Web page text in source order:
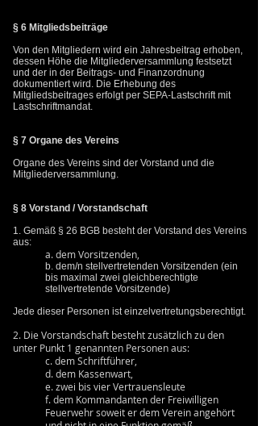
§ 6 Mitgliedsbeiträge
Von den Mitgliedern wird ein Jahresbeitrag erhoben,
dessen Höhe die Mitgliederversammlung festsetzt
und der in der Beitrags- und Finanzordnung
dokumentiert wird. Die Erhebung des
Mitgliedsbeitrages erfolgt per SEPA-Lastschrift mit
Lastschriftmandat.
§ 7 Organe des Vereins
Organe des Vereins sind der Vorstand und die
Mitgliederversammlung.
§ 8 Vorstand / Vorstandschaft
1. Gemäß § 26 BGB besteht der Vorstand des Vereins
aus:
a. dem Vorsitzenden,
b. dem/n stellvertretenden Vorsitzenden (ein
bis maximal zwei gleichberechtigte
stellvertretende Vorsitzende)
Jede dieser Personen ist einzelvertretungsberechtigt.
2. Die Vorstandschaft besteht zusätzlich zu den
unter Punkt 1 genannten Personen aus:
c. dem Schriftführer,
d. dem Kassenwart,
e. zwei bis vier Vertrauensleute
f. dem Kommandanten der Freiwilligen
Feuerwehr soweit er dem Verein angehört